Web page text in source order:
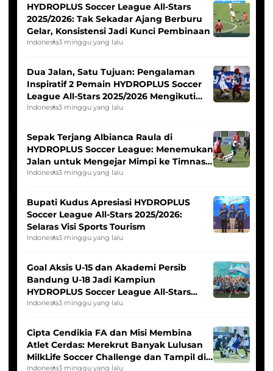
HYDROPLUS Soccer League All-Stars
2025/2026: Tak Sekadar Ajang Berburu
Gelar, Konsistensi Jadi Kunci Pembinaan
Indonesia3 minggu yang lalu
Dua Jalan, Satu Tujuan: Pengalaman
Inspiratif 2 Pemain HYDROPLUS Soccer
League All-Stars 2025/2026 Mengikuti
Seleksi Timnas Indonesia Putri
Indonesia3 minggu yang lalu
Sepak Terjang Albianca Raula di
HYDROPLUS Soccer League: Menemukan
Jalan untuk Mengejar Mimpi ke Timnas
Indonesia Putri
Indonesia3 minggu yang lalu
Bupati Kudus Apresiasi HYDROPLUS
Soccer League All-Stars 2025/2026:
Selaras Visi Sports Tourism
Indonesia3 minggu yang lalu
Goal Aksis U-15 dan Akademi Persib
Bandung U-18 Jadi Kampiun
HYDROPLUS Soccer League All-Stars
2025/2026
Indonesia3 minggu yang lalu
Cipta Cendikia FA dan Misi Membina
Atlet Cerdas: Merekrut Banyak Lulusan
MilkLife Soccer Challenge dan Tampil di
Indonesia3 minggu yang lalu